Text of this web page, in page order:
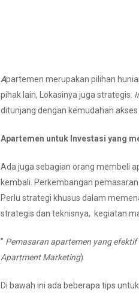
Apartemen merupakan pilihan
pihak lain, Lokasinya juga strategis.
ditunjang dengan kemudahan
Apartemen untuk Investasi yang
Ada juga sebagian orang membeli
kembali. Perkembangan
Perlu strategi khusus dalam
strategis dan teknisnya, kegiatan
” Pemasaran apartemen yang
Apartment Marketing)
Di bawah ini ada beberapa tips